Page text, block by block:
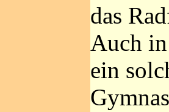
das
Auch
ein